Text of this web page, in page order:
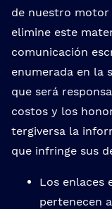
de nuestro motor
elimine este
comunicación
enumerada en la
que será
costos y los
tergiversa la
que infringe sus
Los enlaces
pertenecen